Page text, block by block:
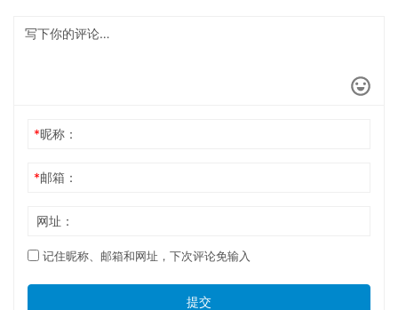
*昵称：
*邮箱：
网址：
记住昵称、邮箱和网址，下次评论免输入
提交